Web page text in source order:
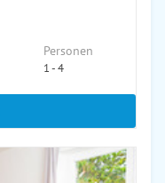
Personen
1 - 4